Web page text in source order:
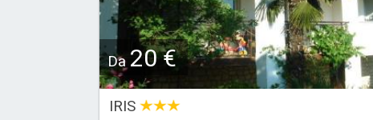
Da 20 €
IRIS